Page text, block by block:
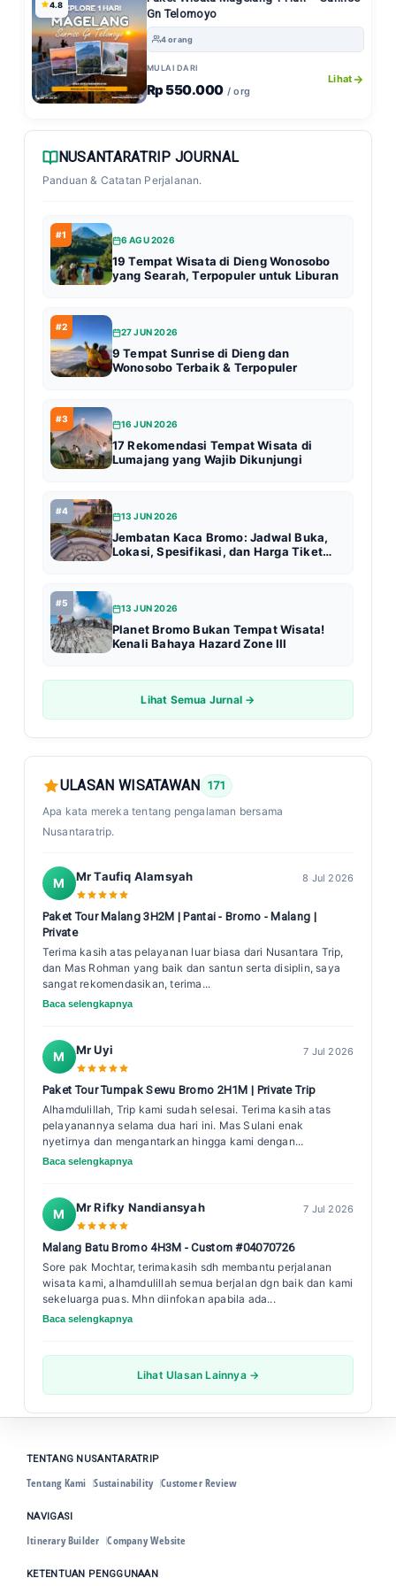
4.8
Gn Telomoyo
4 orang
MULAI DARI
Rp 550.000 / org
Lihat
NUSANTARATRIP JOURNAL
Panduan & Catatan Perjalanan.
#1
6 AGU 2026
19 Tempat Wisata di Dieng Wonosobo
yang Searah, Terpopuler untuk Liburan
#2
27 JUN 2026
9 Tempat Sunrise di Dieng dan
Wonosobo Terbaik & Terpopuler
#3
16 JUN 2026
17 Rekomendasi Tempat Wisata di
Lumajang yang Wajib Dikunjungi
#4
13 JUN 2026
Jembatan Kaca Bromo: Jadwal Buka,
Lokasi, Spesifikasi, dan Harga Tiket
#5
13 JUN 2026
Planet Bromo Bukan Tempat Wisata!
Kenali Bahaya Hazard Zone III
Lihat Semua Jurnal →
ULASAN WISATAWAN 171
Apa kata mereka tentang pengalaman bersama
Nusantaratrip.
M Mr Taufiq Alamsyah 8 Jul 2026
Paket Tour Malang 3H2M | Pantai - Bromo - Malang |
Private
Terima kasih atas pelayanan luar biasa dari Nusantara Trip,
dan Mas Rohman yang baik dan santun serta disiplin, saya
sangat rekomendasikan, terima...
Baca selengkapnya
M Mr Uyi 7 Jul 2026
Paket Tour Tumpak Sewu Bromo 2H1M | Private Trip
Alhamdulillah, Trip kami sudah selesai. Terima kasih atas
pelayanannya selama dua hari ini. Mas Sulani enak
nyetirnya dan mengantarkan hingga kami dengan...
Baca selengkapnya
M Mr Rifky Nandiansyah 7 Jul 2026
Malang Batu Bromo 4H3M - Custom #04070726
Sore pak Mochtar, terimakasih sdh membantu perjalanan
wisata kami, alhamdulillah semua berjalan dgn baik dan kami
sekeluarga puas. Mhn diinfokan apabila ada...
Baca selengkapnya
Lihat Ulasan Lainnya →
TENTANG NUSANTARATRIP
Tentang Kami Sustainability Customer Review
NAVIGASI
Itinerary Builder Company Website
KETENTUAN PENGGUNAAN